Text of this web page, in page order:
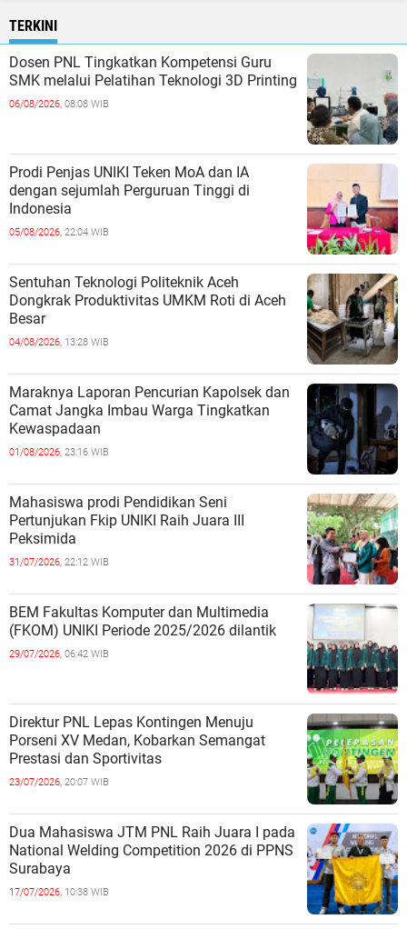
TERKINI
Dosen PNL Tingkatkan Kompetensi Guru
SMK melalui Pelatihan Teknologi 3D Printing
06/08/2026, 08:08 WIB
Prodi Penjas UNIKI Teken MoA dan IA
dengan sejumlah Perguruan Tinggi di
Indonesia
05/08/2026, 22:04 WIB
Sentuhan Teknologi Politeknik Aceh
Dongkrak Produktivitas UMKM Roti di Aceh
Besar
04/08/2026, 13:28 WIB
Maraknya Laporan Pencurian Kapolsek dan
Camat Jangka Imbau Warga Tingkatkan
Kewaspadaan
01/08/2026, 23:16 WIB
Mahasiswa prodi Pendidikan Seni
Pertunjukan Fkip UNIKI Raih Juara III
Peksimida
31/07/2026, 22:12 WIB
BEM Fakultas Komputer dan Multimedia
(FKOM) UNIKI Periode 2025/2026 dilantik
29/07/2026, 06:42 WIB
Direktur PNL Lepas Kontingen Menuju
Porseni XV Medan, Kobarkan Semangat
Prestasi dan Sportivitas
23/07/2026, 20:07 WIB
Dua Mahasiswa JTM PNL Raih Juara I pada
National Welding Competition 2026 di PPNS
Surabaya
17/07/2026, 10:38 WIB